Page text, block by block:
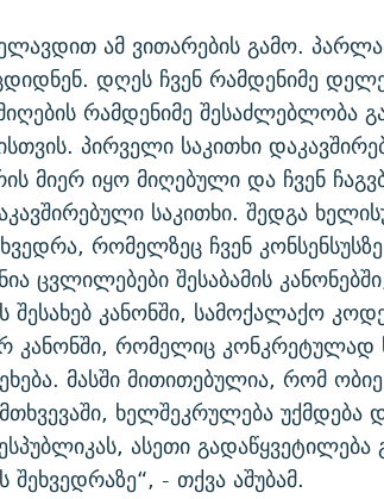
ამ ვითარების გამო.
დღეს ჩვენ რამდენიმე
რამდენიმე შესაძლებლობა
პირველი საკითხი
მიერ იყო მიღებული და ჩვენ
საკითხი. შედგა
რომელზეც ჩვენ
ცვლილებები შესაბამის
შესახებ კანონში, სამოქალაქო
კანონში, რომელიც კონკრეტულად
მასში მითითებულია, რომ
ხელშეკრულება უქმდება
ასეთი
შეხვედრაზე“, - თქვა აშუბამ.